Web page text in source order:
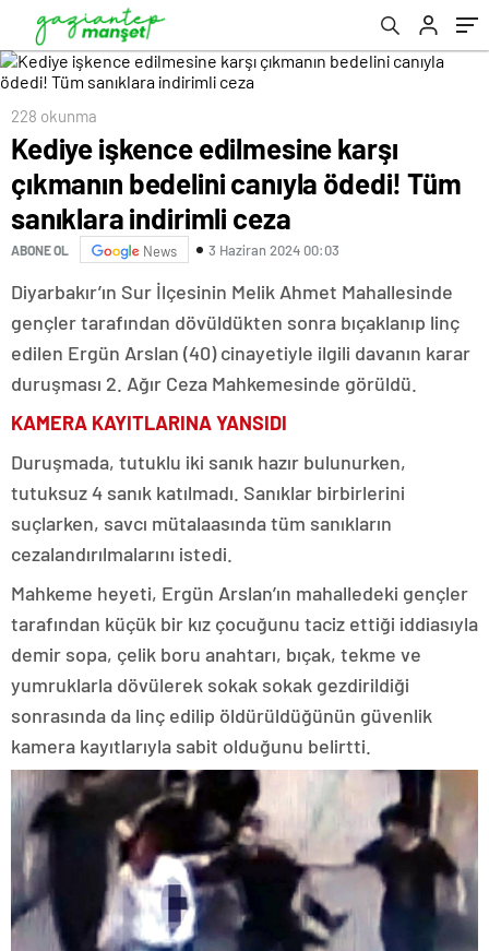
indirimli ceza
228 okunma
Kediye işkence edilmesine karşı
çıkmanın bedelini canıyla ödedi! Tüm
sanıklara indirimli ceza
ABONE OL News 3 Haziran 2024 00:03
Diyarbakır’ın Sur İlçesinin Melik Ahmet Mahallesinde
gençler tarafından dövüldükten sonra bıçaklanıp linç
edilen Ergün Arslan (40) cinayetiyle ilgili davanın karar
duruşması 2. Ağır Ceza Mahkemesinde görüldü.
KAMERA KAYITLARINA YANSIDI
Duruşmada, tutuklu iki sanık hazır bulunurken,
tutuksuz 4 sanık katılmadı. Sanıklar birbirlerini
suçlarken, savcı mütalaasında tüm sanıkların
cezalandırılmalarını istedi.
Mahkeme heyeti, Ergün Arslan’ın mahalledeki gençler
tarafından küçük bir kız çocuğunu taciz ettiği iddiasıyla
demir sopa, çelik boru anahtarı, bıçak, tekme ve
yumruklarla dövülerek sokak sokak gezdirildiği
sonrasında da linç edilip öldürüldüğünün güvenlik
kamera kayıtlarıyla sabit olduğunu belirtti.